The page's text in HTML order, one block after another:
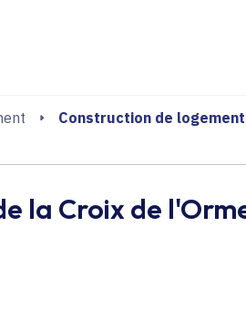
Construction de
la Croix de